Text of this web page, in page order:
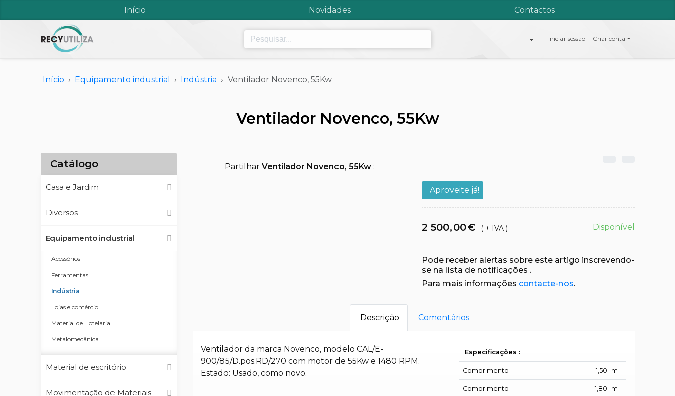
Início Novidades Contactos
Iniciar sessão | Criar conta
Início Equipamento industrial Indústria Ventilador Novenco, 55Kw
Ventilador Novenco, 55Kw
Partilhar Ventilador Novenco, 55Kw:
Aproveite já!
2 500,00€ ( + IVA ) Disponível
Pode receber alertas sobre este artigo inscrevendo-
se na lista de notificações .
Para mais informações contacte-nos.
Descrição Comentários
Ventilador da marca Novenco, modelo CAL/E-
900/85/D.pos.RD/270 com motor de 55Kw e 1480 RPM.
Estado: Usado, como novo.
Especificações :
Comprimento 1,50 m
Comprimento 1,80 m
Catálogo
Casa e Jardim
Diversos
Equipamento industrial
Acessórios
Ferramentas
Indústria
Lojas e comércio
Material de Hotelaria
Metalomecânica
Material de escritório
Movimentação de Materiais